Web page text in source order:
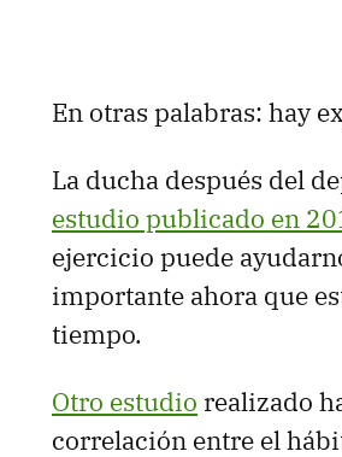
En otras palabras: hay
La ducha después del
estudio publicado en
ejercicio puede
importante ahora que
tiempo.
Otro estudio realizado
correlación entre el